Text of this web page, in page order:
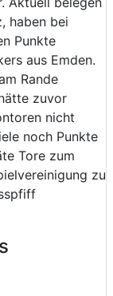
haben bei
Punkte
aus Emden.
Rande
zuvor
nicht
noch Punkte
Tore zum
zu